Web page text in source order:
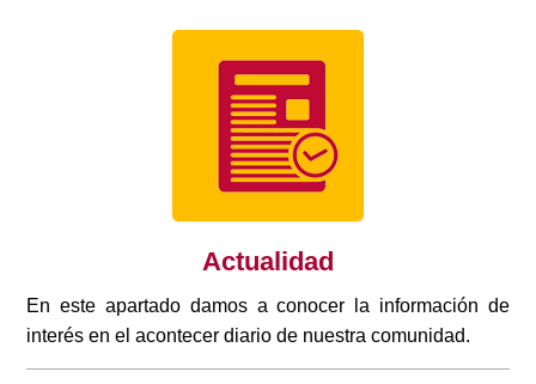
Actualidad
En este apartado damos a conocer la información de
interés en el acontecer diario de nuestra comunidad.